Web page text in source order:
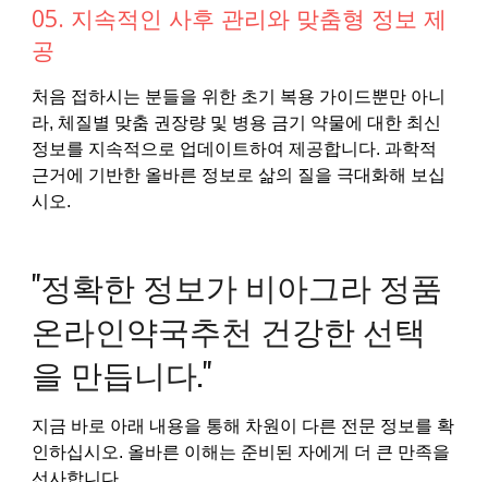
05. 지속적인 사후 관리와 맞춤형 정보 제
공
처음 접하시는 분들을 위한 초기 복용 가이드뿐만 아니
라, 체질별 맞춤 권장량 및 병용 금기 약물에 대한 최신
정보를 지속적으로 업데이트하여 제공합니다. 과학적
근거에 기반한 올바른 정보로 삶의 질을 극대화해 보십
시오.
"정확한 정보가 비아그라 정품
온라인약국추천 건강한 선택
을 만듭니다."
지금 바로 아래 내용을 통해 차원이 다른 전문 정보를 확
인하십시오. 올바른 이해는 준비된 자에게 더 큰 만족을
선사합니다.